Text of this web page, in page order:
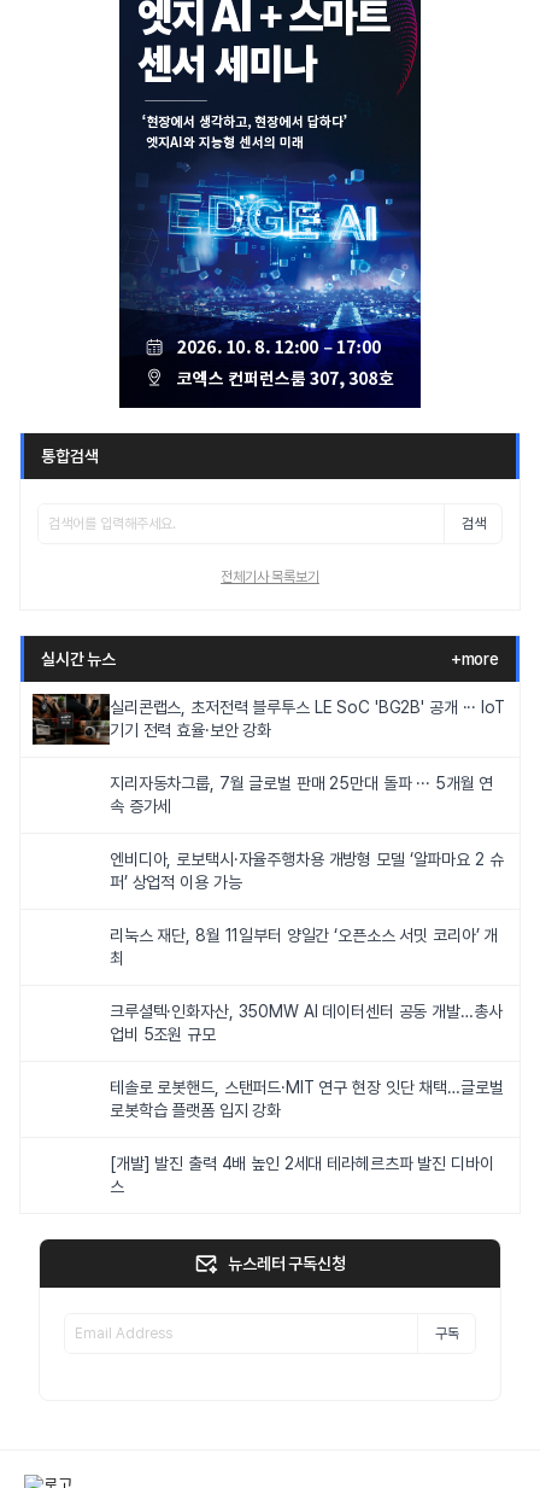
통합검색
검색
전체기사 목록보기
실시간 뉴스 +more
실리콘랩스, 초저전력 블루투스 LE SoC 'BG2B' 공개 ··· IoT
기기 전력 효율·보안 강화
지리자동차그룹, 7월 글로벌 판매 25만대 돌파 ··· 5개월 연
속 증가세
엔비디아, 로보택시·자율주행차용 개방형 모델 ‘알파마요 2 슈
퍼’ 상업적 이용 가능
리눅스 재단, 8월 11일부터 양일간 ‘오픈소스 서밋 코리아’ 개
최
크루셜텍·인화자산, 350MW AI 데이터센터 공동 개발…총사
업비 5조원 규모
테솔로 로봇핸드, 스탠퍼드·MIT 연구 현장 잇단 채택…글로벌
로봇학습 플랫폼 입지 강화
[개발] 발진 출력 4배 높인 2세대 테라헤르츠파 발진 디바이
스
뉴스레터 구독신청
구독